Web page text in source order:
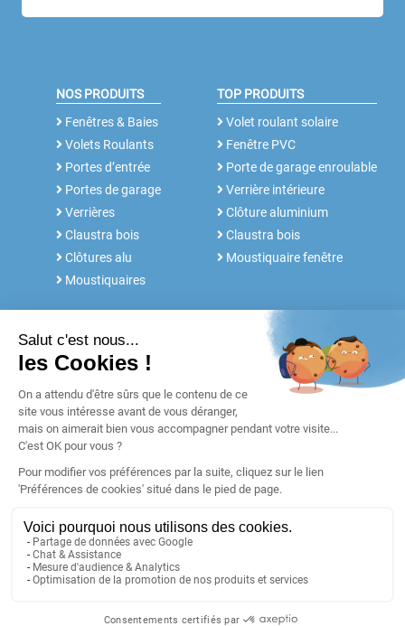
NOS PRODUITS
Fenêtres & Baies
Volets Roulants
Portes d’entrée
Portes de garage
Verrières
Claustra bois
Clôtures alu
Moustiquaires
TOP PRODUITS
Volet roulant solaire
Fenêtre PVC
Porte de garage enroulable
Verrière intérieure
Clôture aluminium
Claustra bois
Moustiquaire fenêtre
NOS SERVICES
Rdv conseil
Notices et Tutos
Réalisations
Blog
Garanties
Livraison
FABRICANT DEPUIS 30 ANS
Notre histoire
POUR LES
PROFESSIONNELS